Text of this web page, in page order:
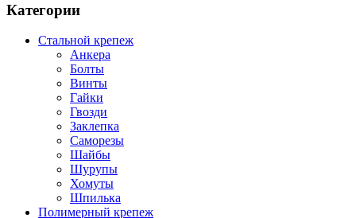
Категории
Стальной крепеж
Анкера
Болты
Винты
Гайки
Гвозди
Заклепка
Саморезы
Шайбы
Шурупы
Хомуты
Шпилька
Полимерный крепеж